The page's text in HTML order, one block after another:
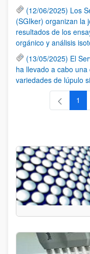
(12/06/2025) Los
(SGIker) organizan la
resultados de los
orgánico y análisis
(13/05/2025) El
ha llevado a cabo
variedades de lúpulo
1